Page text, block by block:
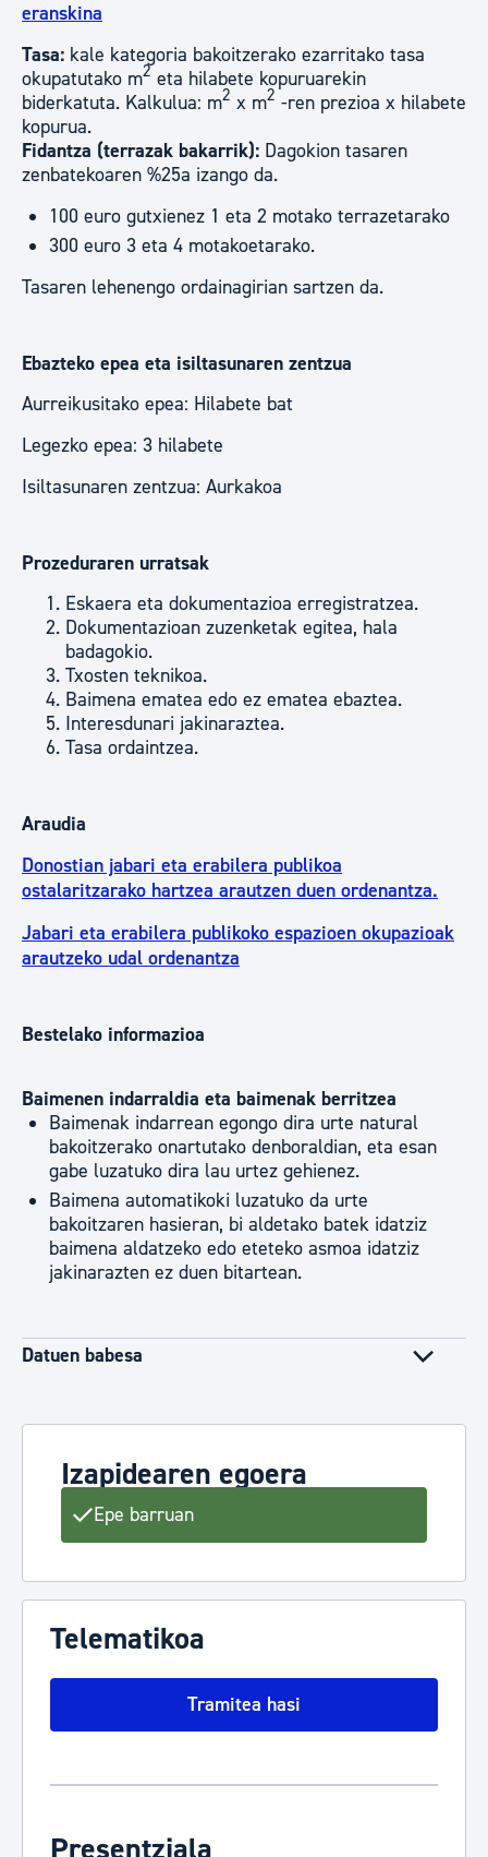
eranskina
Tasa: kale kategoria bakoitzerako ezarritako tasa
okupatutako m2 eta hilabete kopuruarekin
biderkatuta. Kalkulua: m2 x m2 -ren prezioa x hilabete
kopurua.
Fidantza (terrazak bakarrik): Dagokion tasaren
zenbatekoaren %25a izango da.
100 euro gutxienez 1 eta 2 motako terrazetarako
300 euro 3 eta 4 motakoetarako.
Tasaren lehenengo ordainagirian sartzen da.
Ebazteko epea eta isiltasunaren zentzua
Aurreikusitako epea: Hilabete bat
Legezko epea: 3 hilabete
Isiltasunaren zentzua: Aurkakoa
Prozeduraren urratsak
Eskaera eta dokumentazioa erregistratzea.
Dokumentazioan zuzenketak egitea, hala
badagokio.
Txosten teknikoa.
Baimena ematea edo ez ematea ebaztea.
Interesdunari jakinaraztea.
Tasa ordaintzea.
Araudia
Donostian jabari eta erabilera publikoa
ostalaritzarako hartzea arautzen duen ordenantza.
Jabari eta erabilera publikoko espazioen okupazioak
arautzeko udal ordenantza
Bestelako informazioa
Baimenen indarraldia eta baimenak berritzea
Baimenak indarrean egongo dira urte natural
bakoitzerako onartutako denboraldian, eta esan
gabe luzatuko dira lau urtez gehienez.
Baimena automatikoki luzatuko da urte
bakoitzaren hasieran, bi aldetako batek idatziz
baimena aldatzeko edo eteteko asmoa idatziz
jakinarazten ez duen bitartean.
Datuen babesa
Izapidearen egoera
Epe barruan
Telematikoa
Tramitea hasi